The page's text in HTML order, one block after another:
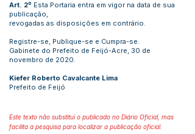
Art. 2º Esta Portaria entra em vigor na data de sua
publicação,
revogadas as disposições em contrário.
Registre-se, Publique-se e Cumpra-se.
Gabinete do Prefeito de Feijó-Acre, 30 de
novembro de 2020.
Kiefer Roberto Cavalcante Lima
Prefeito de Feijó
Este texto não substitui o publicado no Diário Oficial, mas
facilita a pesquisa para localizar a publicação oficial.